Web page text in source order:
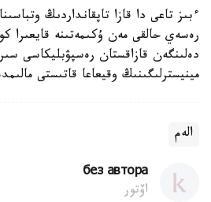
ءبىز تاعى دا قازا تاپقانداردىڭ
رەسەي حالقى مەن ۇكىمەتىنە قايعىرا
دەلىنگەن قازاقستان رەسپۋبليكاسى
مينيسترلىگىنىڭ وقيعاعا قاتىستى
الەم
без автора
اۆتور